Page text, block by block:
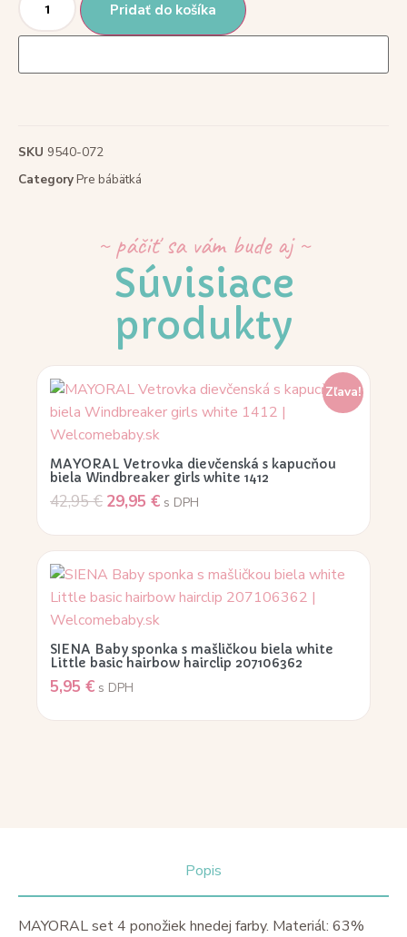
Pridať do košíka
SKU 9540-072
CategoryPre bábätká
~ páčiť sa vám bude aj ~
Súvisiace
produkty
Zľava!
MAYORAL Vetrovka dievčenská s kapucňou
biela Windbreaker girls white 1412
42,95€ 29,95 € s DPH
SIENA Baby sponka s mašličkou biela white
Little basic hairbow hairclip 207106362
5,95 € s DPH
Popis
MAYORAL set 4 ponožiek hnedej farby. Materiál: 63%